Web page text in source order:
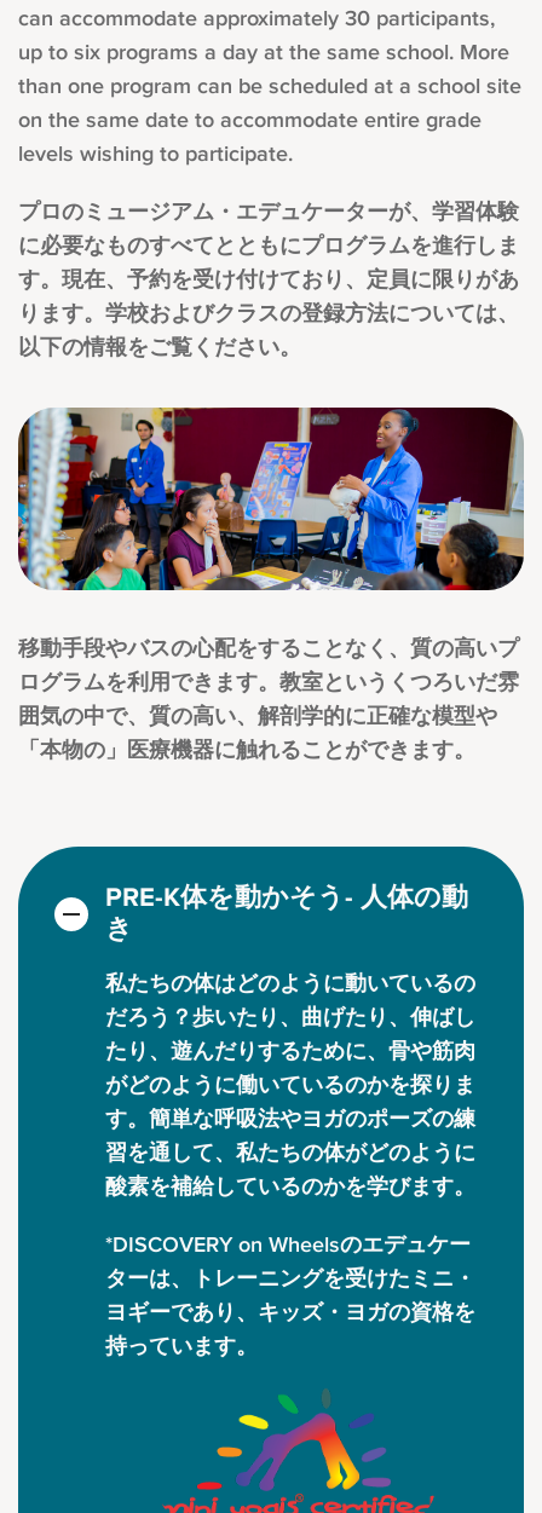
can accommodate approximately 30 participants,
up to six programs a day at the same school. More
than one program can be scheduled at a school site
on the same date to accommodate entire grade
levels wishing to participate.
プロのミュージアム・エデュケーターが、学習体験
に必要なものすべてとともにプログラムを進行しま
す。現在、予約を受け付けており、定員に限りがあ
ります。学校およびクラスの登録方法については、
以下の情報をご覧ください。
移動手段やバスの心配をすることなく、質の高いプ
ログラムを利用できます。教室というくつろいだ雰
囲気の中で、質の高い、解剖学的に正確な模型や
「本物の」医療機器に触れることができます。
PRE-K体を動かそう- 人体の動
き
私たちの体はどのように動いているの
だろう？歩いたり、曲げたり、伸ばし
たり、遊んだりするために、骨や筋肉
がどのように働いているのかを探りま
す。簡単な呼吸法やヨガのポーズの練
習を通して、私たちの体がどのように
酸素を補給しているのかを学びます。
*DISCOVERY on Wheelsのエデュケー
ターは、トレーニングを受けたミニ・
ヨギーであり、キッズ・ヨガの資格を
持っています。